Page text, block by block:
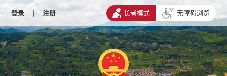
登录 | 注册 长者模式 无障碍浏览